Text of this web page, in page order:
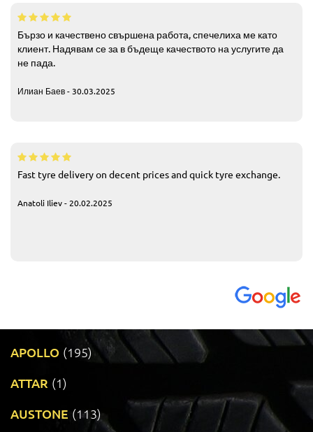
Бързо и качествено свършена работа, спечелиха ме като
клиент. Надявам се за в бъдеще качеството на услугите да
не пада.
Илиан Баев - 30.03.2025
Fast tyre delivery on decent prices and quick tyre exchange.
Anatoli Iliev - 20.02.2025
APOLLO (195)
ATTAR (1)
AUSTONE (113)